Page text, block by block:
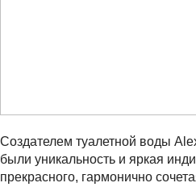
Создателем туалетной воды
были уникальность и яркая
прекрасного, гармонично